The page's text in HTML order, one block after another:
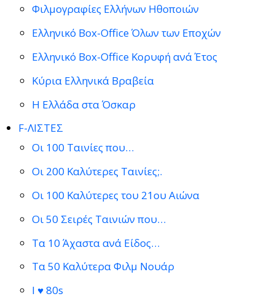
Φιλμογραφίες Ελλήνων Ηθοποιών
Ελληνικό Box-Office Όλων των Εποχών
Ελληνικό Box-Office Κορυφή ανά Έτος
Κύρια Ελληνικά Βραβεία
Η Ελλάδα στα Όσκαρ
F-ΛΙΣΤΕΣ
Οι 100 Ταινίες που…
Οι 200 Καλύτερες Ταινίες;.
Οι 100 Καλύτερες του 21ου Αιώνα
Οι 50 Σειρές Ταινιών που…
Τα 10 Άχαστα ανά Είδος…
Τα 50 Καλύτερα Φιλμ Νουάρ
I ♥ 80s